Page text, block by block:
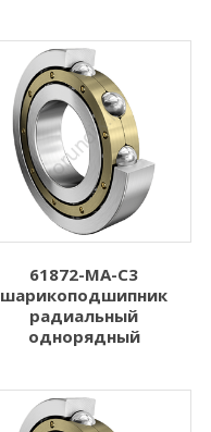
61872-MA-C3
шарикоподшипник
радиальный
однорядный